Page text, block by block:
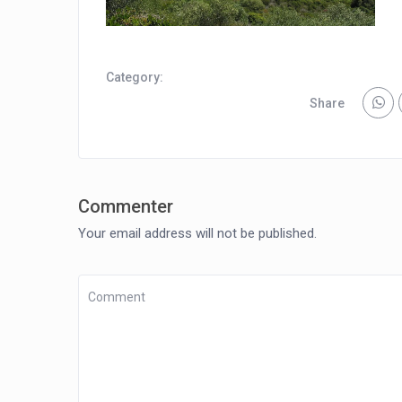
Category:
Share
Commenter
Your email address will not be published.